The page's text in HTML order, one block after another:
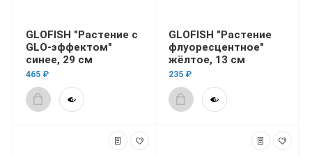
GLOFISH "Растение с
GLO-эффектом"
синее, 29 см
465 ₽
GLOFISH "Растение
флуоресцентное"
жёлтое, 13 см
235 ₽